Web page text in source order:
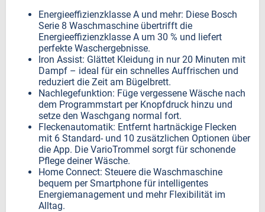
Energieeffizienzklasse A und mehr: Diese Bosch
Serie 8 Waschmaschine übertrifft die
Energieeffizienzklasse A um 30 % und liefert
perfekte Waschergebnisse.
Iron Assist: Glättet Kleidung in nur 20 Minuten mit
Dampf – ideal für ein schnelles Auffrischen und
reduziert die Zeit am Bügelbrett.
Nachlegefunktion: Füge vergessene Wäsche nach
dem Programmstart per Knopfdruck hinzu und
setze den Waschgang normal fort.
Fleckenautomatik: Entfernt hartnäckige Flecken
mit 6 Standard- und 10 zusätzlichen Optionen über
die App. Die VarioTrommel sorgt für schonende
Pflege deiner Wäsche.
Home Connect: Steuere die Waschmaschine
bequem per Smartphone für intelligentes
Energiemanagement und mehr Flexibilität im
Alltag.